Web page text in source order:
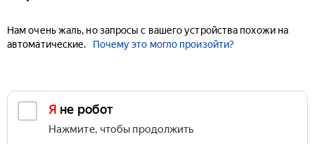
Нам очень жаль, но запросы с вашего устройства похожи на
автоматические.
Почему это могло произойти?
Я не робот
Нажмите, чтобы продолжить